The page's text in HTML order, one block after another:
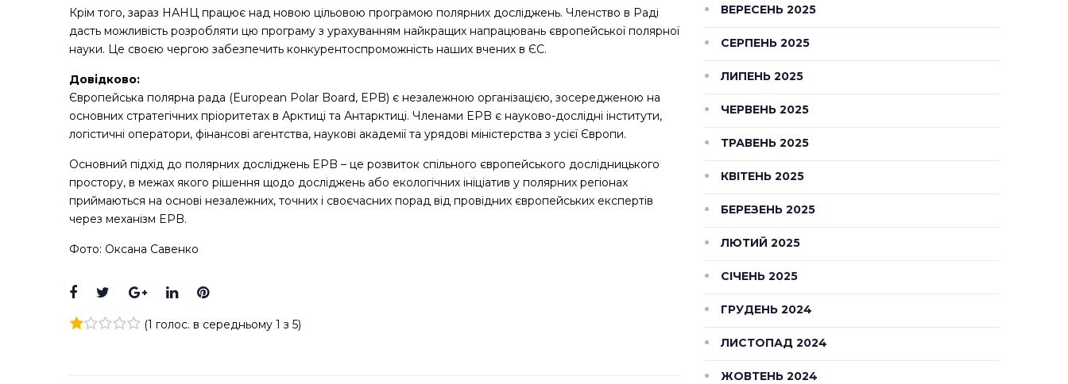
Крім того, зараз НАНЦ працює над новою цільовою програмою полярних досліджень. Членство в Раді
дасть можливість розробляти цю програму з урахуванням найкращих напрацювань європейської полярної
науки. Це своєю чергою забезпечить конкурентоспроможність наших вчених в ЄС.
Довідково:
Європейська полярна рада (European Polar Board, EPB) є незалежною організацією, зосередженою на
основних стратегічних пріоритетах в Арктиці та Антарктиці. Членами EPB є науково-дослідні інститути,
логістичні оператори, фінансові агентства, наукові академії та урядові міністерства з усієї Європи.
Основний підхід до полярних досліджень EPB – це розвиток спільного європейського дослідницького
простору, в межах якого рішення щодо досліджень або екологічних ініціатив у полярних регіонах
приймаються на основі незалежних, точних і своєчасних порад від провідних європейських експертів
через механізм EPB.
Фото: Оксана Савенко
Facebook
TwitterGoogle+
LinkedInPinterest
(1 голос. в середньому 1 з 5)
ВЕРЕСЕНЬ 2025
СЕРПЕНЬ 2025
ЛИПЕНЬ 2025
ЧЕРВЕНЬ 2025
ТРАВЕНЬ 2025
КВІТЕНЬ 2025
БЕРЕЗЕНЬ 2025
ЛЮТИЙ 2025
СІЧЕНЬ 2025
ГРУДЕНЬ 2024
ЛИСТОПАД 2024
ЖОВТЕНЬ 2024